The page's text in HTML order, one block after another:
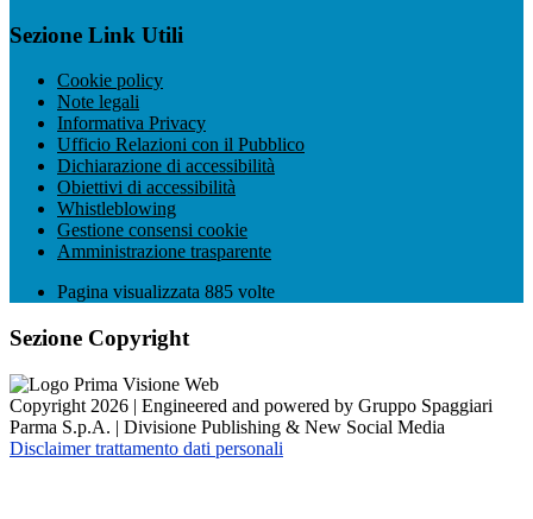
Sezione Link Utili
Cookie policy
Note legali
Informativa Privacy
Ufficio Relazioni con il Pubblico
Dichiarazione di accessibilità
Obiettivi di accessibilità
Whistleblowing
Gestione consensi cookie
Amministrazione trasparente
Pagina visualizzata 885 volte
Sezione Copyright
Copyright 2026 | Engineered and powered by Gruppo Spaggiari
Parma S.p.A. | Divisione Publishing & New Social Media
Disclaimer trattamento dati personali